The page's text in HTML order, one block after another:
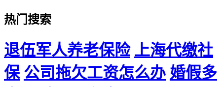
热门搜索
退伍军人养老保险 上海代缴社
保 公司拖欠工资怎么办 婚假多